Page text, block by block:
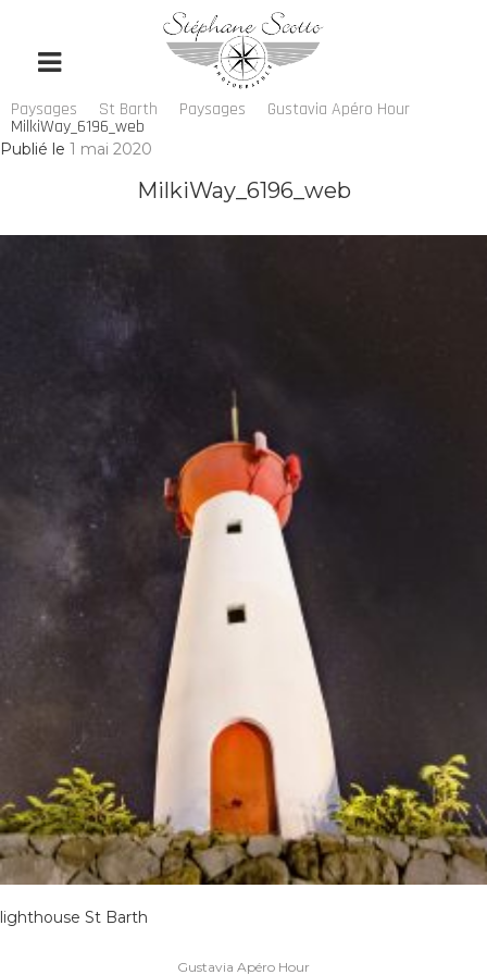
Paysages St Barth Paysages Gustavia Apéro Hour
MilkiWay_6196_web
Publié le 1 mai 2020
MilkiWay_6196_web
lighthouse St Barth
Navigation
Gustavia Apéro Hour